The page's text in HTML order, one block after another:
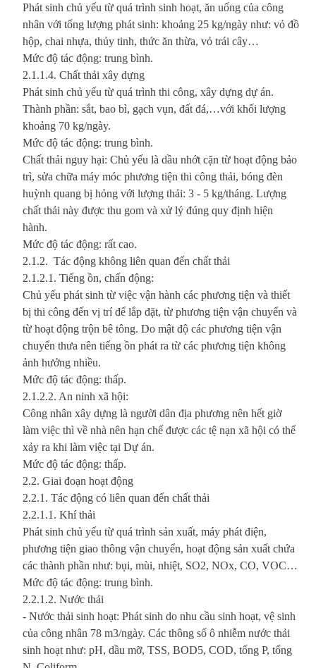
Phát sinh chủ yếu từ quá trình sinh hoạt, ăn uống của công
nhân với tổng lượng phát sinh: khoảng 25 kg/ngày như: vỏ đồ
hộp, chai nhựa, thủy tinh, thức ăn thừa, vỏ trái cây…
Mức độ tác động: trung bình.
2.1.1.4. Chất thải xây dựng
Phát sinh chủ yếu từ quá trình thi công, xây dựng dự án.
Thành phần: sắt, bao bì, gạch vụn, đất đá,…với khối lượng
khoảng 70 kg/ngày.
Mức độ tác động: trung bình.
Chất thải nguy hại: Chủ yếu là dầu nhớt cặn từ hoạt động bảo
trì, sửa chữa máy móc phương tiện thi công thải, bóng đèn
huỳnh quang bị hỏng với lượng thải: 3 - 5 kg/tháng. Lượng
chất thải này được thu gom và xử lý đúng quy định hiện
hành.
Mức độ tác động: rất cao.
2.1.2. Tác động không liên quan đến chất thải
2.1.2.1. Tiếng ồn, chấn động:
Chủ yếu phát sinh từ việc vận hành các phương tiện và thiết
bị thi công đến vị trí để lắp đặt, từ phương tiện vận chuyển và
từ hoạt động trộn bê tông. Do mật độ các phương tiện vận
chuyển thưa nên tiếng ồn phát ra từ các phương tiện không
ảnh hưởng nhiều.
Mức độ tác động: thấp.
2.1.2.2. An ninh xã hội:
Công nhân xây dựng là người dân địa phương nên hết giờ
làm việc thì về nhà nên hạn chế được các tệ nạn xã hội có thể
xảy ra khi làm việc tại Dự án.
Mức độ tác động: thấp.
2.2. Giai đoạn hoạt động
2.2.1. Tác động có liên quan đến chất thải
2.2.1.1. Khí thải
Phát sinh chủ yếu từ quá trình sản xuất, máy phát điện,
phương tiện giao thông vận chuyển, hoạt động sản xuất chứa
các thành phần như: bụi, mùi, nhiệt, SO2, NOx, CO, VOC…
Mức độ tác động: trung bình.
2.2.1.2. Nước thải
- Nước thải sinh hoạt: Phát sinh do nhu cầu sinh hoạt, vệ sinh
của công nhân 78 m3/ngày. Các thông số ô nhiễm nước thải
sinh hoạt như: pH, dầu mỡ, TSS, BOD5, COD, tổng P, tổng